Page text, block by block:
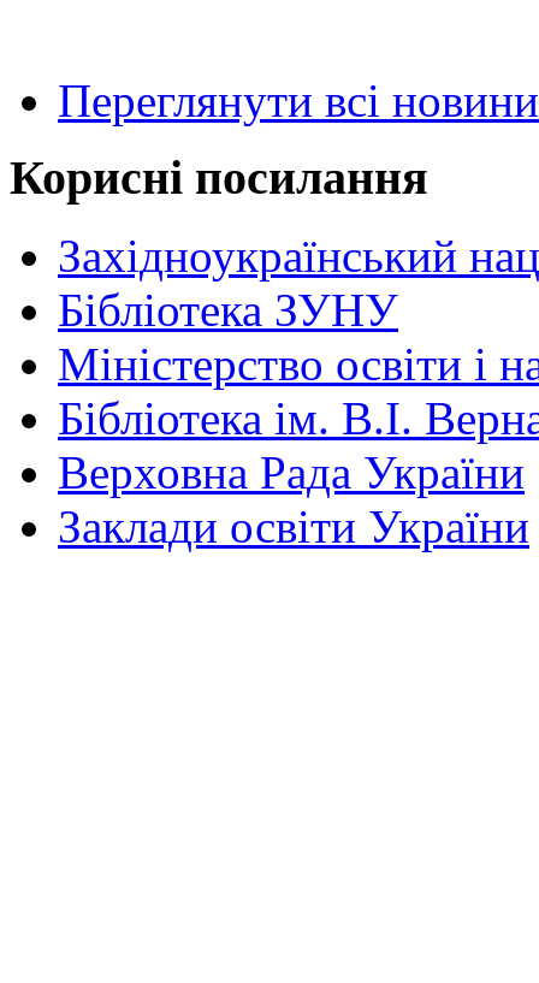
Переглянути всі новини
Корисні посилання
Західноукраїнський
Бібліотека ЗУНУ
Міністерство освіти і
Бібліотека ім. В.І.
Верховна Рада України
Заклади освіти України